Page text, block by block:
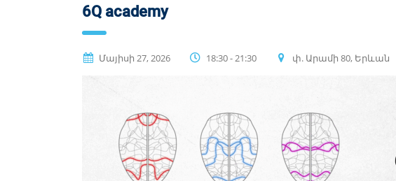
6Q academy
Մայիսի 27, 2026 18:30 - 21:30 փ. Արամի 80, Երևան